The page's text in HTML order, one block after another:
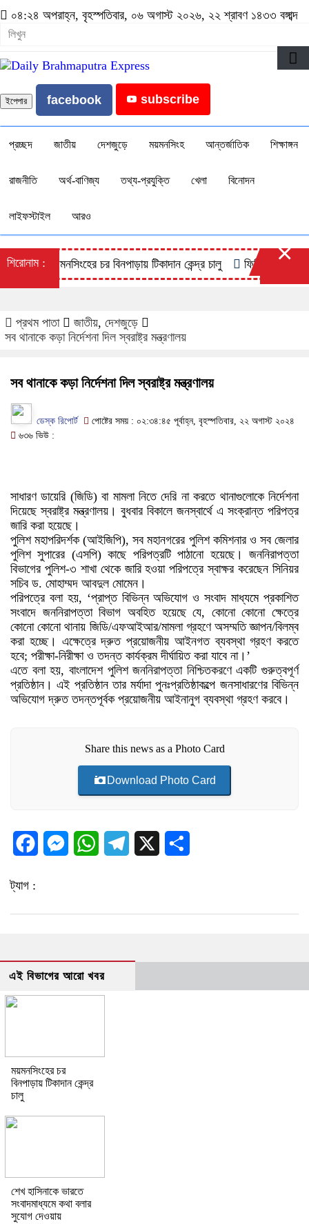
০৪:২৪ অপরাহ্ন, বৃহস্পতিবার, ০৬ অগাস্ট ২০২৬, ২২ শ্রাবণ ১৪৩৩ বঙ্গাব্দ
ইপেপার facebook subscribe
প্রচ্ছদ জাতীয় দেশজুড়ে ময়মনসিংহ আন্তর্জাতিক শিক্ষাঙ্গন
রাজনীতি অর্থ-বাণিজ্য তথ্য-প্রযুক্তি খেলা বিনোদন
লাইফস্টাইল আরও
শিরোনাম :ময়মনসিংহের চর বিনপাড়ায় টিকাদান কেন্দ্র চালু ফিলিস্তিনি ×
প্রথম পাতা জাতীয়, দেশজুড়ে
সব থানাকে কড়া নির্দেশনা দিল স্বরাষ্ট্র মন্ত্রণালয়
সব থানাকে কড়া নির্দেশনা দিল স্বরাষ্ট্র মন্ত্রণালয়
ডেস্ক রিপোর্ট
পোষ্টের সময় : ০২:৩৪:৪৫ পূর্বাহ্ন, বৃহস্পতিবার, ২২ অগাস্ট ২০২৪
৬৩৬ ভিউ :
সাধারণ ডায়েরি (জিডি) বা মামলা নিতে দেরি না করতে থানাগুলোকে নির্দেশনা
দিয়েছে স্বরাষ্ট্র মন্ত্রণালয়। বুধবার বিকালে জনস্বার্থে এ সংক্রান্ত পরিপত্র
জারি করা হয়েছে।
পুলিশ মহাপরিদর্শক (আইজিপি), সব মহানগরের পুলিশ কমিশনার ও সব জেলার
পুলিশ সুপারের (এসপি) কাছে পরিপত্রটি পাঠানো হয়েছে। জননিরাপত্তা
বিভাগের পুলিশ-৩ শাখা থেকে জারি হওয়া পরিপত্রে স্বাক্ষর করেছেন সিনিয়র
সচিব ড. মোহাম্মদ আবদুল মোমেন।
পরিপত্রে বলা হয়, ‘প্রাপ্ত বিভিন্ন অভিযোগ ও সংবাদ মাধ্যমে প্রকাশিত
সংবাদে জননিরাপত্তা বিভাগ অবহিত হয়েছে যে, কোনো কোনো ক্ষেত্রে
কোনো কোনো থানায় জিডি/এফআইআর/মামলা গ্রহণে অসম্মতি জ্ঞাপন/বিলম্ব
করা হচ্ছে। এক্ষেত্রে দ্রুত প্রয়োজনীয় আইনগত ব্যবস্থা গ্রহণ করতে
হবে; পরীক্ষা-নিরীক্ষা ও তদন্ত কার্যক্রম দীর্ঘায়িত করা যাবে না।’
এতে বলা হয়, বাংলাদেশ পুলিশ জননিরাপত্তা নিশ্চিতকরণে একটি গুরুত্বপূর্ণ
প্রতিষ্ঠান। এই প্রতিষ্ঠান তার মর্যাদা পুনঃপ্রতিষ্ঠাকল্পে জনসাধারণের বিভিন্ন
অভিযোগ দ্রুত তদন্তপূর্বক প্রয়োজনীয় আইনানুগ ব্যবস্থা গ্রহণ করবে।
Share this news as a Photo Card
Download Photo Card
FacebookMessengerWhatsAppTelegram
ট্যাগ :
এই বিভাগের আরো খবর
ময়মনসিংহের চর
বিনপাড়ায় টিকাদান কেন্দ্র
চালু
শেখ হাসিনাকে ভারতে
সংবাদমাধ্যমে কথা বলার
সুযোগ দেওয়ায়